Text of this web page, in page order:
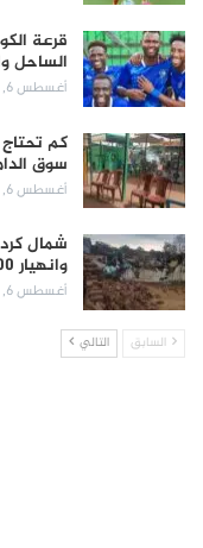
قرعة
الساحل
أغسطس 6, 2026
كم
سوق
أغسطس 6, 2026
شمال
وانهيار 300…
أغسطس 6, 2026
السابق التالي